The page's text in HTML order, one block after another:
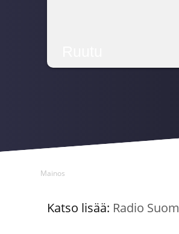
Mainos
Katso lisää: Radio